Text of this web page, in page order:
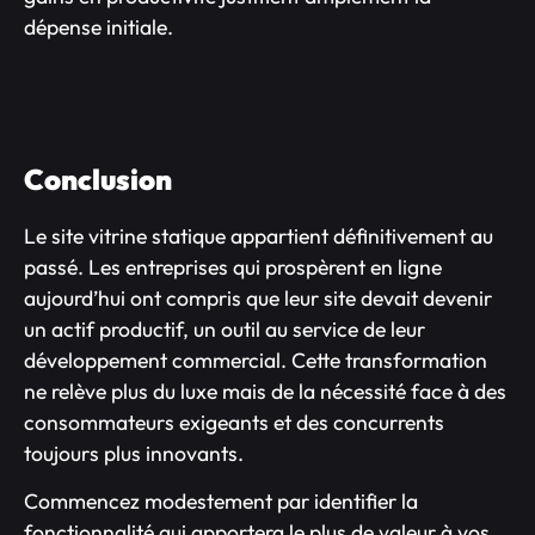
dépense initiale.
Conclusion
Le site vitrine statique appartient définitivement au
passé. Les entreprises qui prospèrent en ligne
aujourd’hui ont compris que leur site devait devenir
un actif productif, un outil au service de leur
développement commercial. Cette transformation
ne relève plus du luxe mais de la nécessité face à des
consommateurs exigeants et des concurrents
toujours plus innovants.
Commencez modestement par identifier la